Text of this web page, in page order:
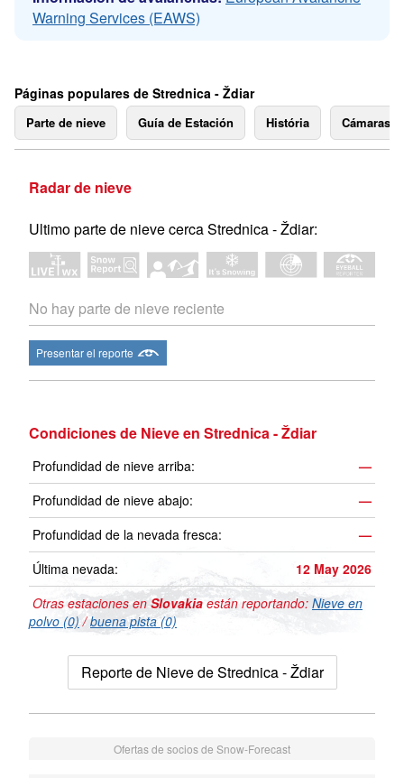
Warning Services (EAWS)
Páginas populares de Strednica - Ždiar
Parte de nieve Guía de Estación História Cámaras
Radar de nieve
Ultimo parte de nieve cerca Strednica - Ždiar:
No hay parte de nieve reciente
Presentar el reporte
Condiciones de Nieve en Strednica - Ždiar
Profundidad de nieve arriba:
—
Profundidad de nieve abajo:
—
Profundidad de la nevada fresca:
—
Última nevada:
12 May 2026
Otras estaciones enSlovakia están reportando: Nieve en
polvo (0) /buena pista (0)
Reporte de Nieve de Strednica - Ždiar
Ofertas de socios de Snow-Forecast